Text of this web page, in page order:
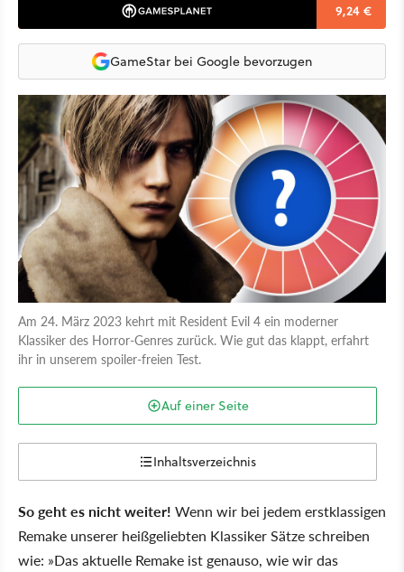
9,24 €
GameStar bei Google bevorzugen
Am 24. März 2023 kehrt mit Resident Evil 4 ein moderner
Klassiker des Horror-Genres zurück. Wie gut das klappt, erfahrt
ihr in unserem spoiler-freien Test.
Auf einer Seite
Inhaltsverzeichnis
So geht es nicht weiter! Wenn wir bei jedem erstklassigen
Remake unserer heißgeliebten Klassiker Sätze schreiben
wie: »Das aktuelle Remake ist genauso, wie wir das